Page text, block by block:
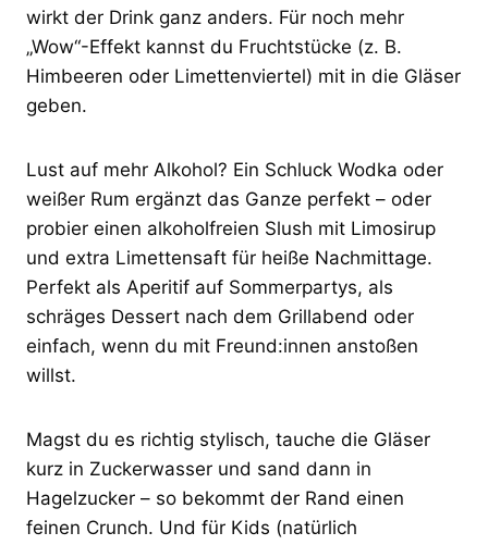
wirkt der Drink ganz anders. Für noch mehr
„Wow“-Effekt kannst du Fruchtstücke (z. B.
Himbeeren oder Limettenviertel) mit in die Gläser
geben.
Lust auf mehr Alkohol? Ein Schluck Wodka oder
weißer Rum ergänzt das Ganze perfekt – oder
probier einen alkoholfreien Slush mit Limosirup
und extra Limettensaft für heiße Nachmittage.
Perfekt als Aperitif auf Sommerpartys, als
schräges Dessert nach dem Grillabend oder
einfach, wenn du mit Freund:innen anstoßen
willst.
Magst du es richtig stylisch, tauche die Gläser
kurz in Zuckerwasser und sand dann in
Hagelzucker – so bekommt der Rand einen
feinen Crunch. Und für Kids (natürlich